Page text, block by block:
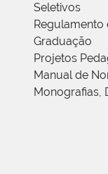
Seletivos
Regulamento
Graduação
Projetos
Manual de
Monografias,